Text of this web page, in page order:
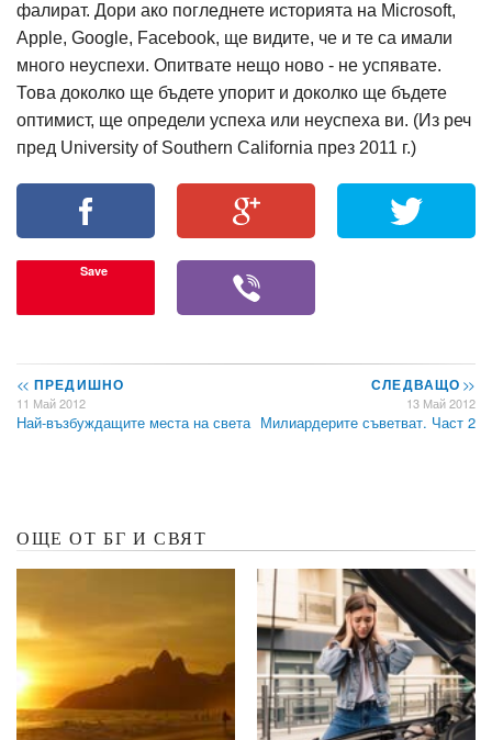
фалират. Дори ако погледнете историята на Microsoft,
Apple, Google, Facebook, ще видите, че и те са имали
много неуспехи. Опитвате нещо ново - не успявате.
Това доколко ще бъдете упорит и доколко ще бъдете
оптимист, ще определи успеха или неуспеха ви. (Из реч
пред University of Southern California през 2011 г.)
Save
<< ПРЕДИШНО
11 Май 2012
Най-възбуждащите места на света
СЛЕДВАЩО>>
13 Май 2012
Милиардерите съветват. Част 2
ОЩЕ ОТ БГ И СВЯТ